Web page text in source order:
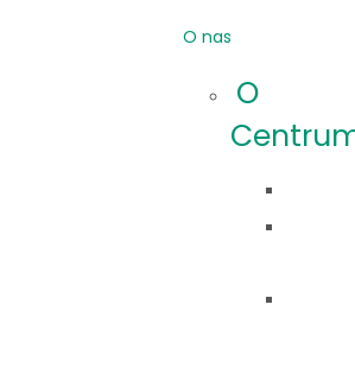
O nas
O